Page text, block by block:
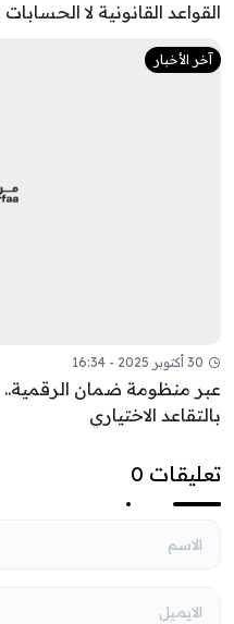
القواعد القانونية لا
آخر الأخبار
30 أكتوبر 2025 - 16:34
عبر منظومة ضمان الرقمية..
بالتقاعد الاختياري
تعليقات 0